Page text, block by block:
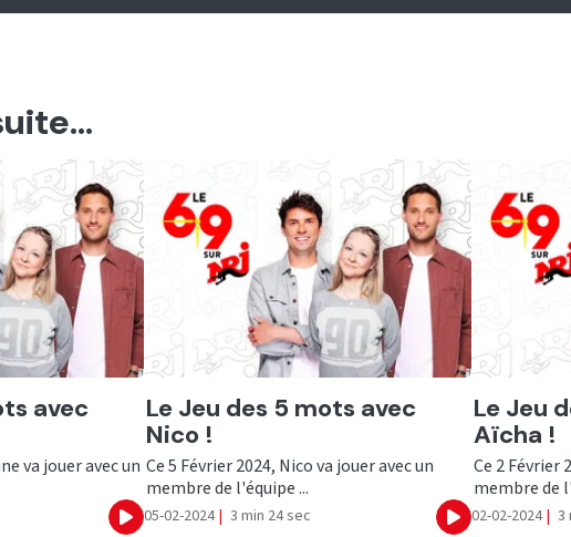
avec
va jouer avec un
Ecouter
Ecouter
Le Jeu des 5 mots avec
Nico !
Ce 5 Février 2024, Nico va jouer avec un
membre de l'équipe ...
05-02-2024 | 3 min 24 sec Ecouter
Ecouter
Le Jeu
Aïcha !
Ce 2 Février
membre de
02-02-2024 | 3